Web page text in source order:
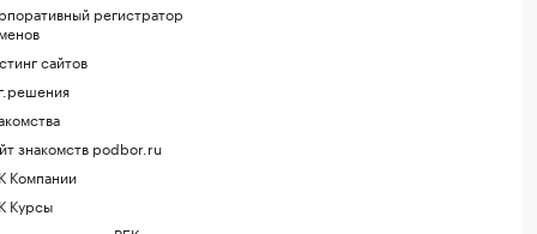
регистратор
сайтов
знакомств podbor.ru
Компании
Курсы